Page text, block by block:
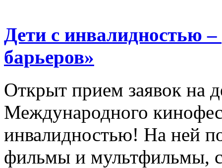
Дети с инвалидностью
барьеров»
Открыт прием заявок на
Международного
инвалидностью! На ней
фильмы и мультфильмы,